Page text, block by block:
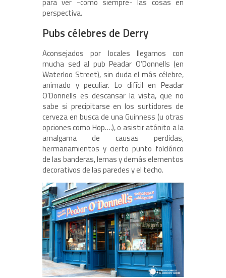
para ver -como siempre- las cosas en
perspectiva.
Pubs célebres de Derry
Aconsejados por locales llegamos con
mucha sed al pub Peadar O’Donnells (en
Waterloo Street), sin duda el más célebre,
animado y peculiar. Lo difícil en Peadar
O’Donnells es descansar la vista, que no
sabe si precipitarse en los surtidores de
cerveza en busca de una Guinness (u otras
opciones como Hop….), o asistir atónito a la
amalgama de causas perdidas,
hermanamientos y cierto punto folclórico
de las banderas, lemas y demás elementos
decorativos de las paredes y el techo.